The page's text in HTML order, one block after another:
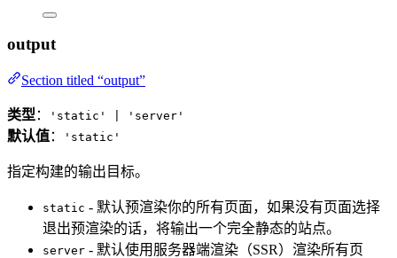
output
Section titled “output”
类型 ： 'static' | 'server'
默认值： 'static'
指定构建的输出目标。
static - 默认预渲染你的所有页面，如果没有页面选择
退出预渲染的话，将输出一个完全静态的站点。
server - 默认使用服务器端渲染（SSR）渲染所有页